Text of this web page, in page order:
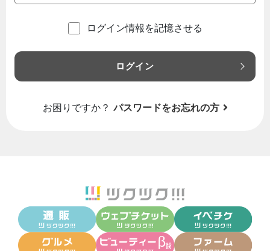
ログイン情報を記憶させる
ログイン
お困りですか？ パスワードをお忘れの方